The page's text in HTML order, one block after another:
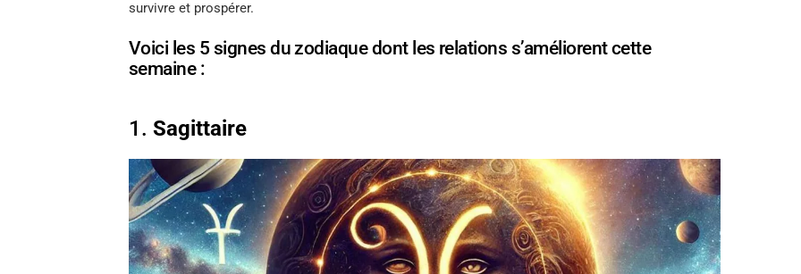
survivre et prospérer.
Voici les 5 signes du zodiaque dont les relations s’améliorent cette
semaine :
1. Sagittaire